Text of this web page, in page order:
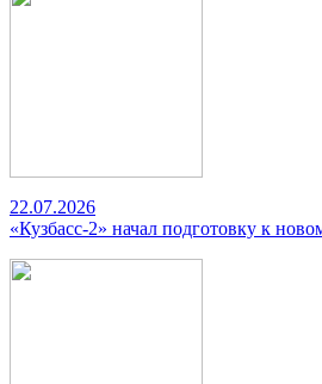
22.07.2026
«Кузбасс-2» начал подготовку к